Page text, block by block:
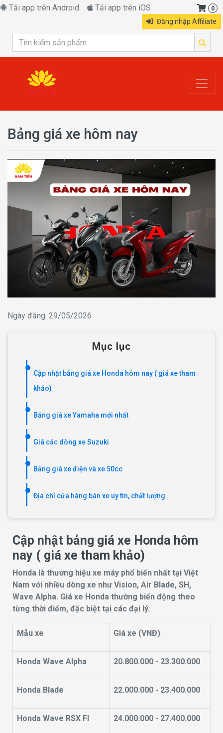
Tải app trên Android Tải app trên iOS
Đăng nhập Affiliate
0
Bảng giá xe hôm nay
Ngày đăng: 29/05/2026
Mục lục
Cập nhật bảng giá xe Honda hôm nay ( giá xe tham
khảo)
Bảng giá xe Yamaha mới nhất
Giá các dòng xe Suzuki
Bảng giá xe điện và xe 50cc
Địa chỉ cửa hàng bán xe uy tín, chất lượng
Cập nhật bảng giá xe Honda hôm
nay ( giá xe tham khảo)
Honda là thương hiệu xe máy phổ biến nhất tại Việt
Nam với nhiều dòng xe như Vision, Air Blade, SH,
Wave Alpha. Giá xe Honda thường biến động theo
từng thời điểm, đặc biệt tại các đại lý.
Mẫu xe Giá xe (VNĐ)
Honda Wave Alpha 20.800.000 - 23.300.000
Honda Blade 22.000.000 - 23.400.000
Honda Wave RSX FI 24.000.000 - 27.400.000